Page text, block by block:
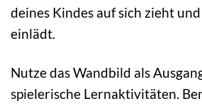
deines Kindes auf sich zieht
einlädt.
Nutze das Wandbild als
spielerische Lernaktivitäten.